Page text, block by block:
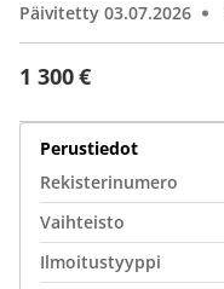
1 300 €
Päivitetty 03.07.2026
Perustiedot
Rekisterinumero
Vaihteisto
Ilmoitustyyppi